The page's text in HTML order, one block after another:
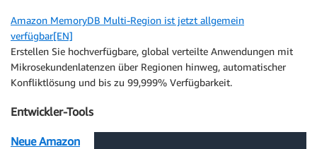
Amazon MemoryDB Multi-Region ist jetzt allgemein
verfügbar[EN]
Erstellen Sie hochverfügbare, global verteilte Anwendungen mit
Mikrosekundenlatenzen über Regionen hinweg, automatischer
Konfliktlösung und bis zu 99,999% Verfügbarkeit.
Entwickler-Tools
Neue Amazon